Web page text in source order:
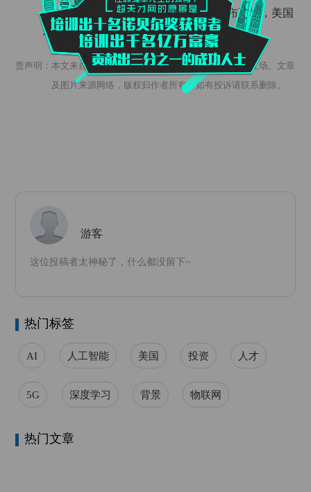
450亿美元。这反映了全球AI投资的分布不均，美国
和中国在AI投资上占据明显优势‌。
免责声明：本文来自自媒体客户端，不代表超天才网的观点和立场。文章
及图片来源网络，版权归作者所有，如有投诉请联系删除。
游客
这位投稿者太神秘了，什么都没留下~
热门标签
AI 人工智能 美国 投资 人才
5G 深度学习 背景 物联网
热门文章